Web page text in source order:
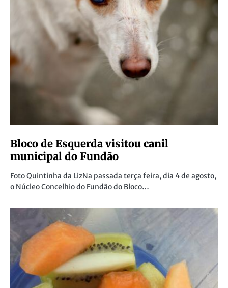
Bloco de Esquerda visitou canil
municipal do Fundão
Foto Quintinha da LizNa passada terça feira, dia 4 de agosto,
o Núcleo Concelhio do Fundão do Bloco…